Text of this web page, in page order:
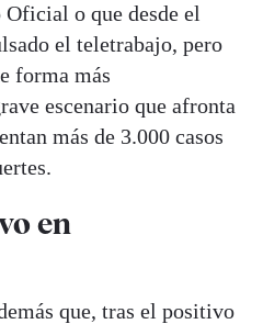
o que desde el
el teletrabajo, pero
forma más
escenario que afronta
más de 3.000 casos
en
que, tras el positivo